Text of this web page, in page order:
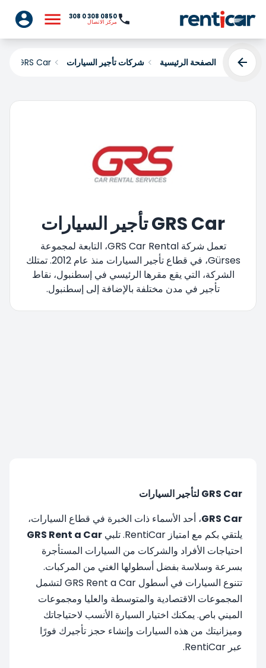
0850 308 0 308
مركز الاتصال
الصفحة الرئيسية شركات تأجير السيارات GRS Car
GRS Car تأجير السيارات
تعمل شركة GRS Car Rental، التابعة لمجموعة
Gürses، في قطاع تأجير السيارات منذ عام 2012. تمتلك
الشركة، التي يقع مقرها الرئيسي في إسطنبول، نقاط
تأجير في مدن مختلفة بالإضافة إلى إسطنبول.
GRS Car لتأجير السيارات
GRS Car، أحد الأسماء ذات الخبرة في قطاع السيارات،
يلتقي بكم مع امتياز RentiCar. تلبي
GRS Rent a Car
احتياجات الأفراد والشركات من السيارات المستأجرة
بسرعة وسلاسة بفضل أسطولها الغني من المركبات.
تتنوع السيارات في أسطول GRS Rent a Car لتشمل
المجموعات الاقتصادية والمتوسطة والعليا ومجموعات
الميني باص. يمكنك اختيار السيارة الأنسب لاحتياجاتك
وميزانيتك من هذه السيارات وإنشاء حجز تأجيرك فورًا
عبر RentiCar.